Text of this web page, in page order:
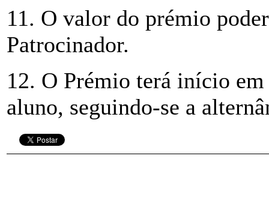
11. O valor do prémio
Patrocinador.
12. O Prémio terá início
aluno, seguindo-se a